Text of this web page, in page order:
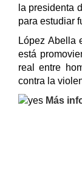
la presidenta
para estudiar
López Abella
está
real entre
contra la
Más